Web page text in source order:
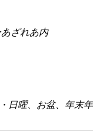
ざれあ内
日曜、お盆、年末年